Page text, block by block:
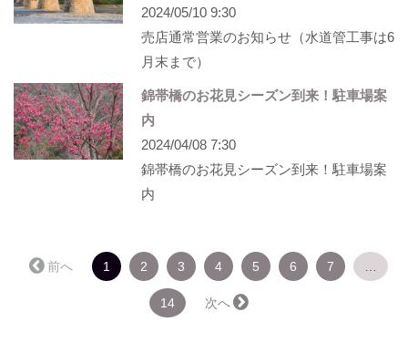
2024/05/10 9:30
売店通常営業のお知らせ（水道管工事は6
月末まで）
錦帯橋のお花見シーズン到来！駐車場案
内
2024/04/08 7:30
錦帯橋のお花見シーズン到来！駐車場案
内
← 前へ 1 （こ
の
2 3 4 5 6 7 …
14 次へ →